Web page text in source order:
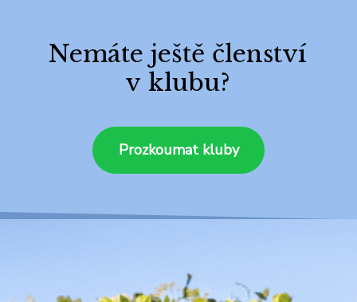
Nemáte ještě členství
v klubu?
Prozkoumat kluby